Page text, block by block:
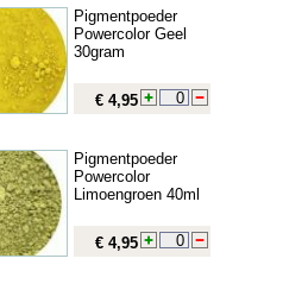
Pigmentpoeder
Powercolor Geel
30gram
€ 4,95
Pigmentpoeder
Powercolor
Limoengroen 40ml
€ 4,95